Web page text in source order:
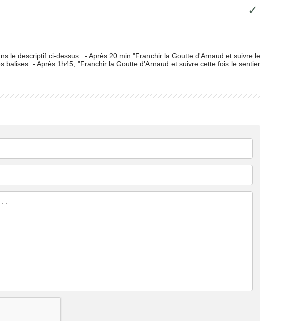
✓
le descriptif ci-dessus : - Après 20 min "Franchir la Goutte d'Arnaud et suivre le
- Après 1h45, "Franchir la Goutte d'Arnaud et suivre cette fois le sentier